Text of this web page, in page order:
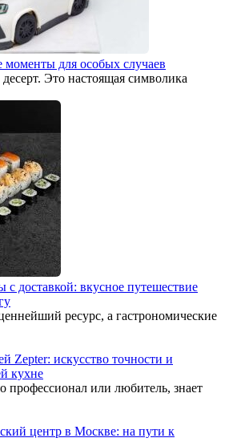
моменты для особых случаев
Это настоящая символика
с доставкой: вкусное путешествие
ресурс, а гастрономические
Zepter: искусство точности и
кухне
профессионал или любитель, знает
центр в Москве: на пути к